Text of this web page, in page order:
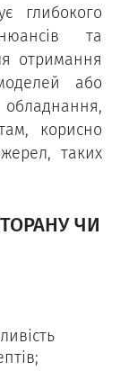
глибокого
та
отримання
або
корисно
таких
ЧИ